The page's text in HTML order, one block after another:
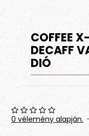
COFFEE
DECAFF
DIÓ
0 vélemény alapján.